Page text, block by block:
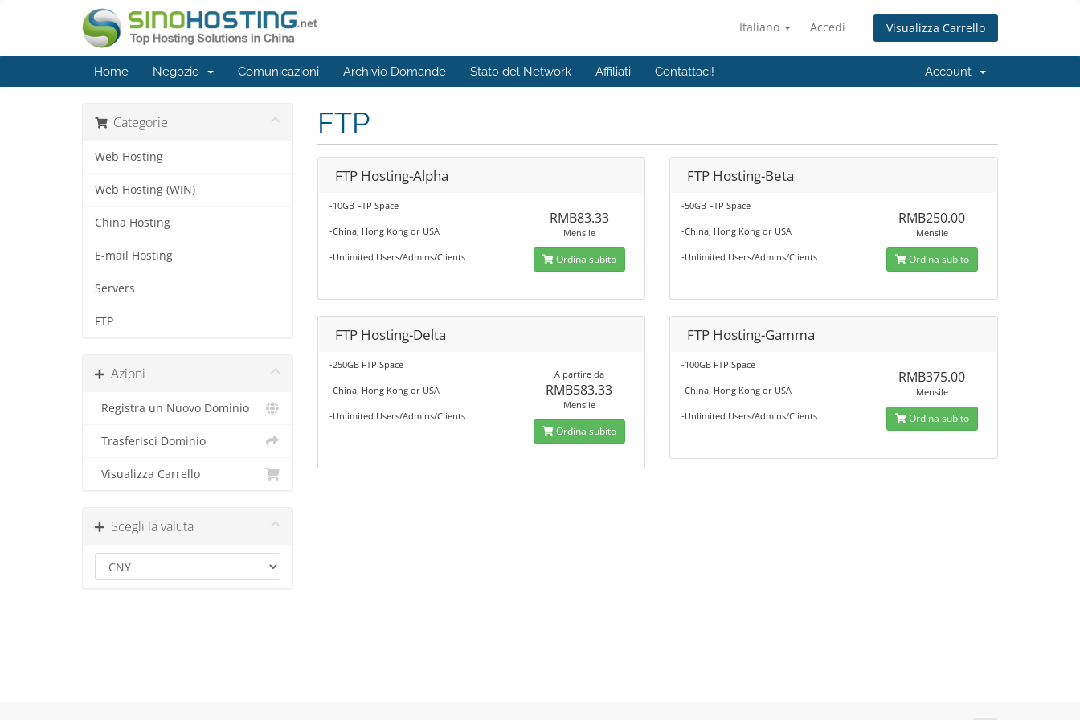
Italiano Accedi Visualizza Carrello
Home Negozio Comunicazioni Archivio Domande Stato del Network Affiliati Contattaci! Account
Categorie
Web Hosting
Web Hosting (WIN)
China Hosting
E-mail Hosting
Servers
FTP
Azioni
Registra un Nuovo Dominio
Trasferisci Dominio
Visualizza Carrello
Scegli la valuta
FTP
FTP Hosting-Alpha
-10GB FTP Space
-China, Hong Kong or USA
-Unlimited Users/Admins/Clients
RMB83.33
Mensile
Ordina subito
FTP Hosting-Beta
-50GB FTP Space
-China, Hong Kong or USA
-Unlimited Users/Admins/Clients
RMB250.00
Mensile
Ordina subito
FTP Hosting-Delta
-250GB FTP Space
-China, Hong Kong or USA
-Unlimited Users/Admins/Clients
A partire da
RMB583.33
Mensile
Ordina subito
FTP Hosting-Gamma
-100GB FTP Space
-China, Hong Kong or USA
-Unlimited Users/Admins/Clients
RMB375.00
Mensile
Ordina subito